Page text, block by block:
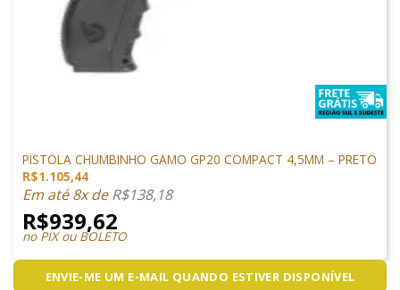
PISTOLA CHUMBINHO GAMO GP20 COMPACT 4,5MM – PRETO
R$1.105,44
Em até 8x deR$138,18
R$939,62
no PIX ou BOLETO
ENVIE-ME UM E-MAIL QUANDO ESTIVER DISPONÍVEL